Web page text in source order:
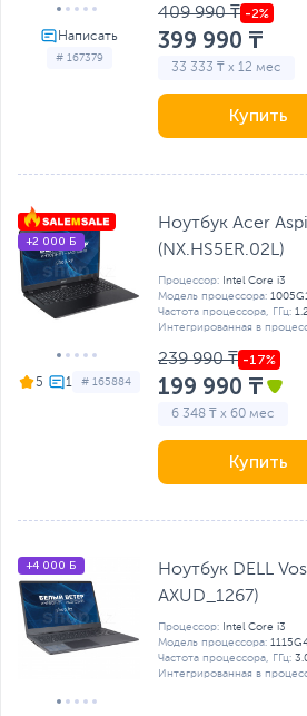
# 167379
409 990 ₸
399 990 ₸
33 333 ₸ x 12 мес
Купить
5 # 165884
+2 000 Б
Ноутбук Acer
(NX.HS5ER.02L)
Процессор: Intel Core i3
Модель процессора: 1005G1
Частота процессора, ГГц: 1.2
Интегрированная в
239 990 ₸
199 990 ₸
6 348 ₸ x 60 мес
Купить
+4 000 Б
Ноутбук DELL
AXUD_1267)
Процессор: Intel Core i3
Модель процессора:
Частота процессора, ГГц:
Интегрированная в